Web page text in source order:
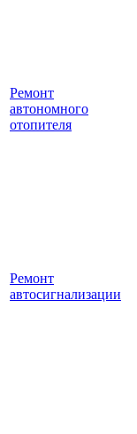
Ремонт
автономного
отопителя
Ремонт
автосигнализации